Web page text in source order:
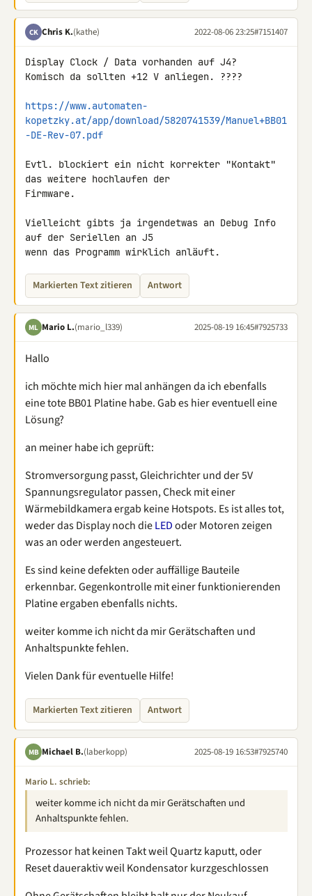
CK Chris K.(kathe) 2022-08-06 23:25#7151407
Display Clock / Data vorhanden auf J4?
Komisch da sollten +12 V anliegen. ????
https://www.automaten-
kopetzky.at/app/download/5820741539/Manuel+BB01
-DE-Rev-07.pdf
Evtl. blockiert ein nicht korrekter "Kontakt"
das weitere hochlaufen der
Firmware.
Vielleicht gibts ja irgendetwas an Debug Info
auf der Seriellen an J5
wenn das Programm wirklich anläuft.
Markierten Text zitieren Antwort
ML Mario L.(mario_l339) 2025-08-19 16:45#7925733
Hallo
ich möchte mich hier mal anhängen da ich ebenfalls
eine tote BB01 Platine habe. Gab es hier eventuell eine
Lösung?
an meiner habe ich geprüft:
Stromversorgung passt, Gleichrichter und der 5V
Spannungsregulator passen, Check mit einer
Wärmebildkamera ergab keine Hotspots. Es ist alles tot,
weder das Display noch dieLEDoder Motoren zeigen
was an oder werden angesteuert.
Es sind keine defekten oder auffällige Bauteile
erkennbar. Gegenkontrolle mit einer funktionierenden
Platine ergaben ebenfalls nichts.
weiter komme ich nicht da mir Gerätschaften und
Anhaltspunkte fehlen.
Vielen Dank für eventuelle Hilfe!
Markierten Text zitieren Antwort
MB Michael B.(laberkopp) 2025-08-19 16:53#7925740
Mario L. schrieb:
weiter komme ich nicht da mir Gerätschaften und
Anhaltspunkte fehlen.
Prozessor hat keinen Takt weil Quartz kaputt, oder
Reset daueraktiv weil Kondensator kurzgeschlossen